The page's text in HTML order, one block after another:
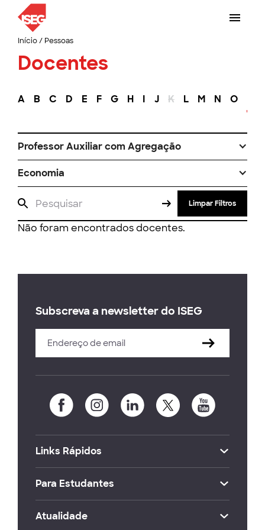
Início/ Pessoas
Docentes
A B C D E F G H I J K L M N O
Professor Auxiliar com Agregação
Economia
Limpar Filtros
Não foram encontrados docentes.
Subscreva a newsletter do ISEG
Links Rápidos
Para Estudantes
Atualidade